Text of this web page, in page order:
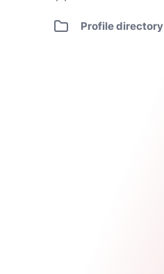
Profile directory